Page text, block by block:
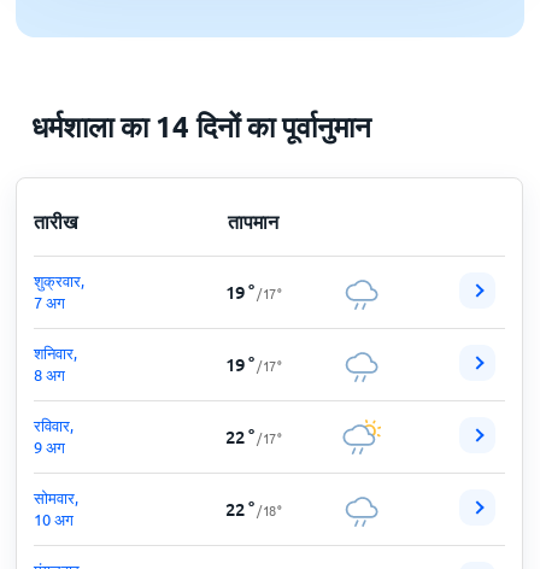
धर्मशाला का 14 दिनों का पूर्वानुमान
तारीख तापमान
शुक्रवार,
7 अग
19° /17°
शनिवार,
8 अग
19° /17°
रविवार,
9 अग
22° /17°
सोमवार,
10 अग
22° /18°